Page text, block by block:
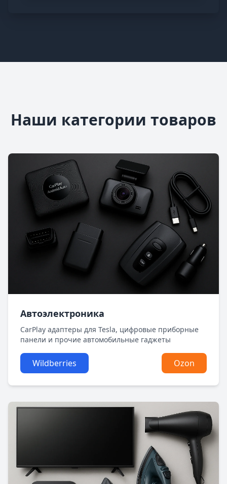
Наши категории товаров
Автоэлектроника
CarPlay адаптеры для Tesla, цифровые приборные
панели и прочие автомобильные гаджеты
Wildberries Ozon